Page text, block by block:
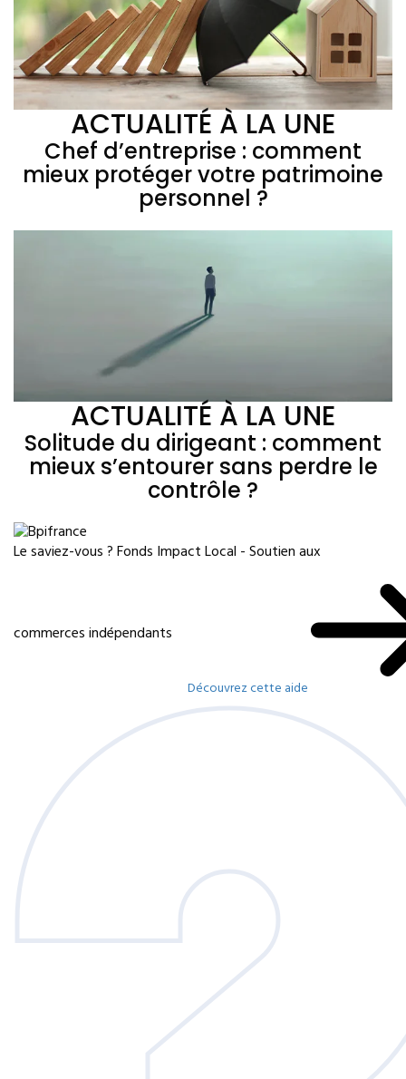
ACTUALITÉ À LA UNE
Chef d’entreprise : comment
mieux protéger votre patrimoine
personnel ?
ACTUALITÉ À LA UNE
Solitude du dirigeant : comment
mieux s’entourer sans perdre le
contrôle ?
Le saviez-vous ?Fonds Impact Local - Soutien aux
commerces indépendants
Découvrez cette aide